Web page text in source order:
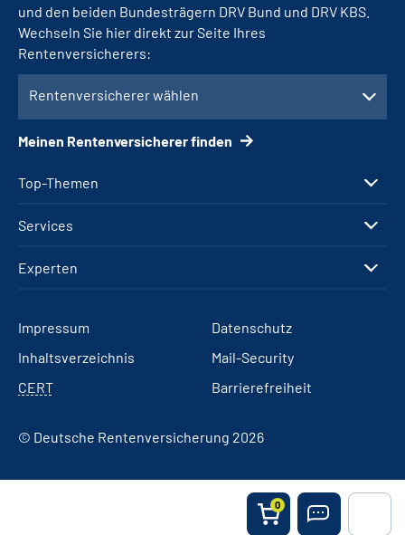
0
Top-Themen
Services
Experten
und den beiden Bundesträgern DRV Bund und DRV KBS.
Wechseln Sie hier direkt zur Seite Ihres
Rentenversicherers:
Rentenversicherer wählen
Meinen Rentenversicherer finden
Impressum
Datenschutz
Inhaltsverzeichnis
Mail-Security
CERT
Barrierefreiheit
© Deutsche Rentenversicherung 2026